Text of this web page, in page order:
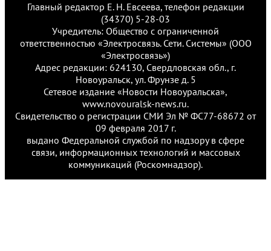
Главный редактор Е. Н. Евсеева, телефон редакции
(34370) 5-28-03
Учредитель: Общество с ограниченной
ответственностью «Электросвязь. Сети. Системы» (ООО
«Электросвязь»)
Адрес редакции: 624130, Свердловская обл., г.
Новоуральск, ул. Фрунзе д. 5
Сетевое издание «Новости Новоуральска»,
www.novouralsk-news.ru.
Свидетельство о регистрации СМИ Эл № ФС77-68672 от
09 февраля 2017 г.
выдано Федеральной службой по надзору в сфере
связи, информационных технологий и массовых
коммуникаций (Роскомнадзор).